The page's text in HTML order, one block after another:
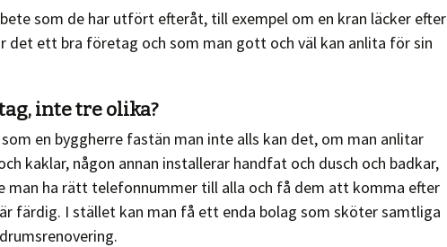
som de har utfört efteråt, till exempel om en kran läcker efter
det ett bra företag och som man gott och väl kan anlita för sin
inte tre olika?
en byggherre fastän man inte alls kan det, om man anlitar
kaklar, någon annan installerar handfat och dusch och badkar,
man ha rätt telefonnummer till alla och få dem att komma efter
färdig. I stället kan man få ett enda bolag som sköter samtliga